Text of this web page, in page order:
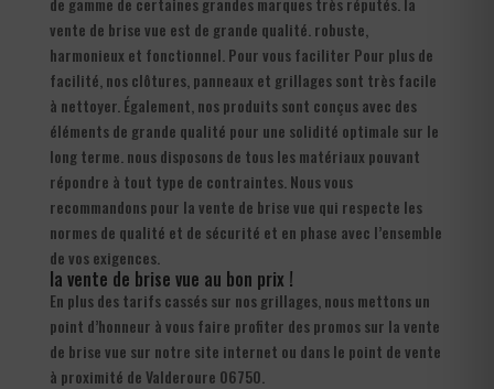
vente de brise vue est de grande qualité. robuste,
harmonieux et fonctionnel. Pour vous faciliter Pour plus de
facilité, nos clôtures, panneaux et grillages sont très facile
à nettoyer. Également, nos produits sont conçus avec des
éléments de grande qualité pour une solidité optimale sur le
long terme. nous disposons de tous les matériaux pouvant
répondre à tout type de contraintes. Nous vous
recommandons pour la vente de brise vue qui respecte les
normes de qualité et de sécurité et en phase avec l’ensemble
de vos exigences.
la vente de brise vue au bon prix !
En plus des tarifs cassés sur nos grillages, nous mettons un
point d’honneur à vous faire profiter des promos sur la vente
de brise vue sur notre site internet ou dans le point de vente
à proximité de Valderoure 06750.